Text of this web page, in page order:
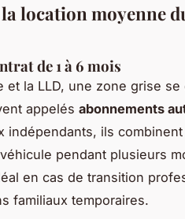
location moyenne
de 1 à 6 mois
et la LLD, une zone grise
appelés abonnements
indépendants, ils
pendant plusieurs
en cas de transition
familiaux temporaires.